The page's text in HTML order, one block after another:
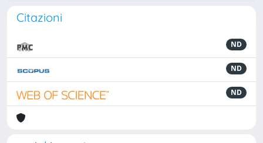
Citazioni
ND
ND
ND